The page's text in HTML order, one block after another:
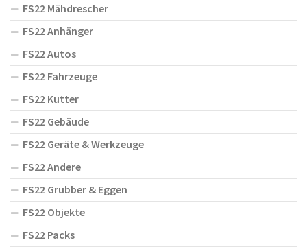
FS22 Mähdrescher
FS22 Anhänger
FS22 Autos
FS22 Fahrzeuge
FS22 Kutter
FS22 Gebäude
FS22 Geräte & Werkzeuge
FS22 Andere
FS22 Grubber & Eggen
FS22 Objekte
FS22 Packs